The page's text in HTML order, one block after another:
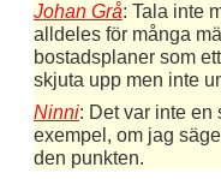
Johan Grå: Tala inte
alldeles för många
bostadsplaner som
skjuta upp men inte
Ninni: Det var inte en
exempel, om jag
den punkten.